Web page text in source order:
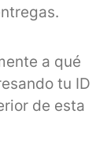
a qué
tu ID
de esta